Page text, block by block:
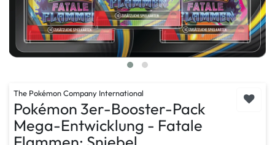
The Pokémon Company International
Pokémon 3er-Booster-Pack
Mega-Entwicklung - Fatale